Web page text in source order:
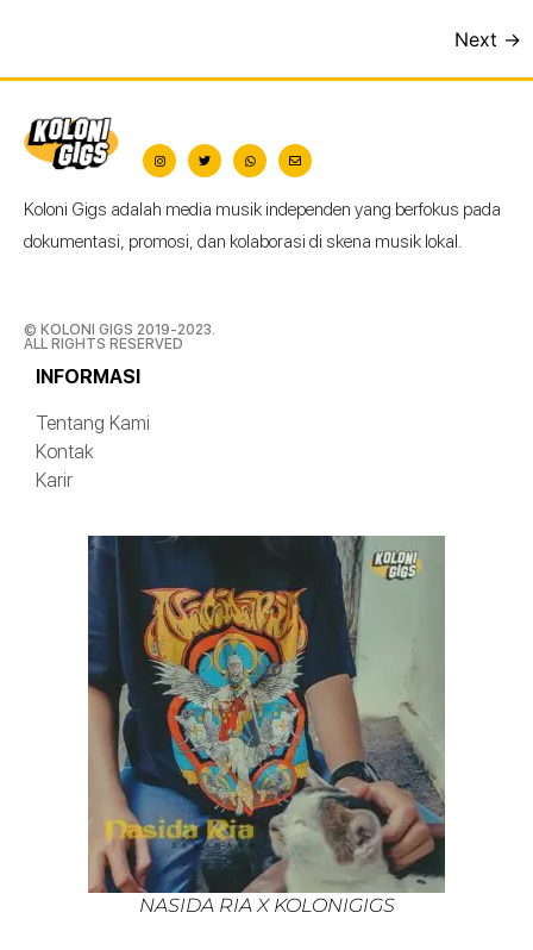
Next →
Koloni Gigs adalah media musik independen yang berfokus pada
dokumentasi, promosi, dan kolaborasi di skena musik lokal.
© KOLONI GIGS 2019-2023.
ALL RIGHTS RESERVED
INFORMASI
Tentang Kami
Kontak
Karir
NASIDA RIA X KOLONIGIGS